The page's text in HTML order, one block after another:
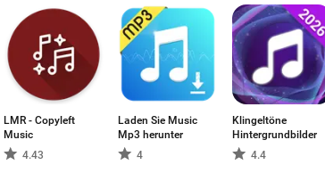
LMR - Copyleft
Music
4.43
Laden Sie Music
Mp3 herunter
4
Klingeltöne
Hintergrundbilder
4.4